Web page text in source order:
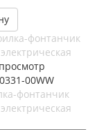
00WW
фонтанчик